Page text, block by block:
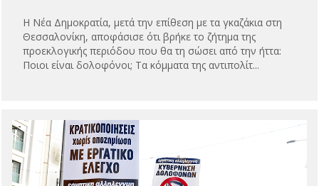
Η Νέα Δημοκρατία, μετά την επίθεση με τα γκαζάκια στη
Θεσσαλονίκη, αποφάσισε ότι βρήκε το ζήτημα της
προεκλογικής περιόδου που θα τη σώσει από την ήττα:
Ποιοι είναι δολοφόνοι; Τα κόμματα της αντιπολίτ...